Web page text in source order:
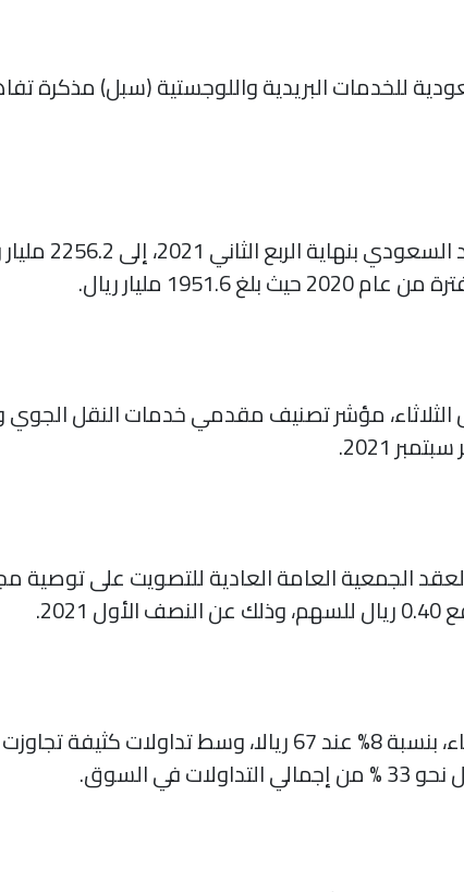
للخدمات البريدية واللوجستية (سبل) مذكرة
الثاني 2021، إلى 2256.2 مليار ريال
الثلاثاء، مؤشر تصنيف مقدمي خدمات النقل
2021.
يوم 3 نوفمبر 2021، موعدا لعقد الجمعية العامة العادية للتصويت